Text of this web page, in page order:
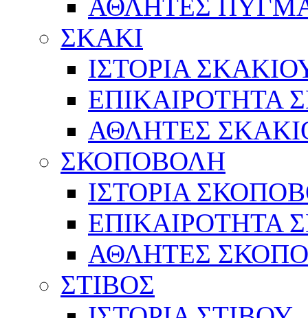
ΑΘΛΗΤΕΣ
ΣΚΑΚΙ
ΙΣΤΟΡΙΑ
ΕΠΙΚΑΙΡΟΤΗΤΑ
ΑΘΛΗΤΕΣ
ΣΚΟΠΟΒΟΛΗ
ΙΣΤΟΡΙΑ
ΕΠΙΚΑΙΡΟΤΗΤΑ
ΑΘΛΗΤΕΣ
ΣΤΙΒΟΣ